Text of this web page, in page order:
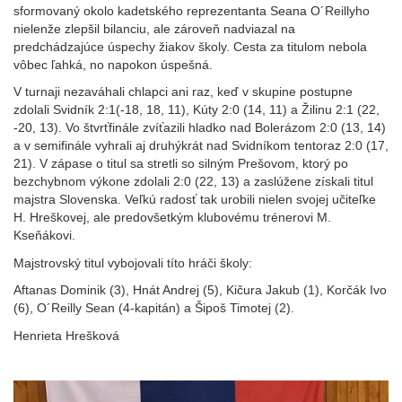
sformovaný okolo kadetského reprezentanta Seana O´Reillyho
nielenže zlepšil bilanciu, ale zároveň nadviazal na
predchádzajúce úspechy žiakov školy. Cesta za titulom nebola
vôbec ľahká, no napokon úspešná.
V turnaji nezaváhali chlapci ani raz, keď v skupine postupne
zdolali Svidník 2:1(-18, 18, 11), Kúty 2:0 (14, 11) a Žilinu 2:1 (22,
-20, 13). Vo štvrťfinále zvíťazili hladko nad Bolerázom 2:0 (13, 14)
a v semifinále vyhrali aj druhýkrát nad Svidníkom tentoraz 2:0 (17,
21). V zápase o titul sa stretli so silným Prešovom, ktorý po
bezchybnom výkone zdolali 2:0 (22, 13) a zaslúžene získali titul
majstra Slovenska. Veľkú radosť tak urobili nielen svojej učiteľke
H. Hreškovej, ale predovšetkým klubovému trénerovi M.
Kseňákovi.
Majstrovský titul vybojovali títo hráči školy:
Aftanas Dominik (3), Hnát Andrej (5), Kičura Jakub (1), Korčák Ivo
(6), O´Reilly Sean (4-kapitán) a Šipoš Timotej (2).
Henrieta Hrešková